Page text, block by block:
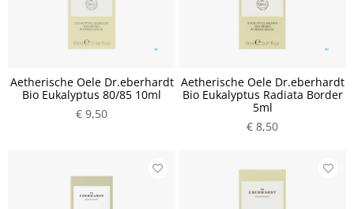
Aetherische Oele Dr.eberhardt
Bio Eukalyptus 80/85 10ml
€ 9,50
Aetherische Oele Dr.eberhardt
Bio Eukalyptus Radiata Border
5ml
€ 8,50